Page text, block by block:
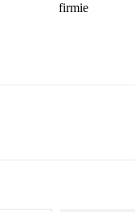
firmie